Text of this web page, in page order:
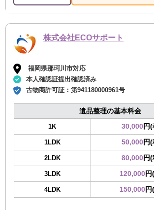
株式会社ECOサポート
福岡県那珂川市対応
本人確認証提出確認済み
古物商許可証：第941180000961号
遺品整理の基本料金
1K 30,000円
1LDK 50,000円
2LDK 80,000円
3LDK 120,000
4LDK 150,000